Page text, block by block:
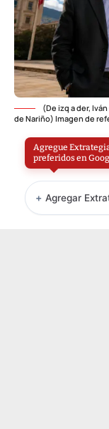
(De izq a der,
de Nariño) Imagen de
Agregue
preferidos en
+ Agregar